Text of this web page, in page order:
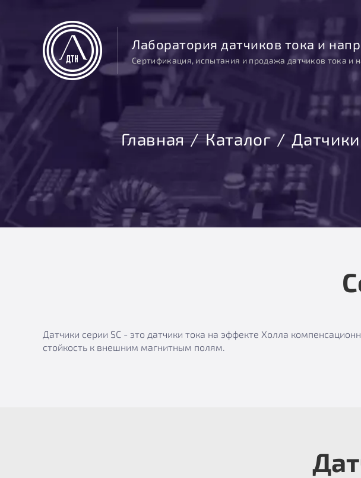
Лаборатория датчиков тока и
Сертификация, испытания и продажа датчиков тока и
Главная Каталог
Датчики серии SC - это датчики тока на эффекте Холла
стойкость к внешним магнитным полям.